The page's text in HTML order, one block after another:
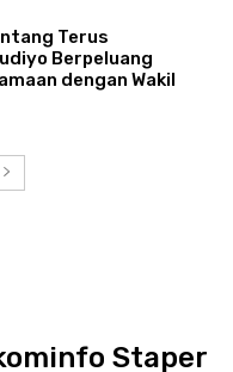
Terus
Berpeluang
dengan Wakil